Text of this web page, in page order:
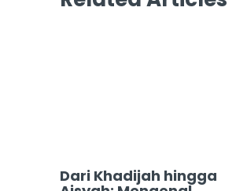
Dari Khadijah hingga